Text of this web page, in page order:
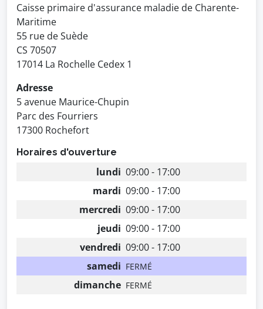
Caisse primaire d'assurance maladie de Charente-
Maritime
55 rue de Suède
CS 70507
17014 La Rochelle Cedex 1
Adresse
5 avenue Maurice-Chupin
Parc des Fourriers
17300 Rochefort
Horaires d'ouverture
lundi 09:00 - 17:00
mardi 09:00 - 17:00
mercredi 09:00 - 17:00
jeudi 09:00 - 17:00
vendredi 09:00 - 17:00
samedi FERMÉ
dimanche FERMÉ